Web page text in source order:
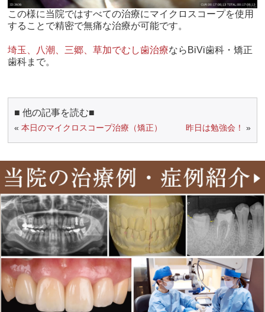
この様に当院ではすべての治療にマイクロスコープを使用
することで精密で無痛な治療が可能です。
埼玉、八潮、三郷、草加でむし歯治療ならBiVi歯科・矯正
歯科まで。
■ 他の記事を読む■
«本日のマイクロスコープ治療（矯正） 昨日は勉強会！ »